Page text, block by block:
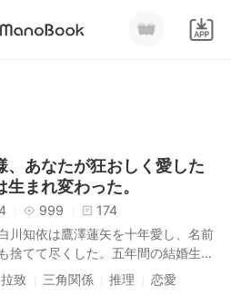
、あなたが狂おしく愛した
生まれ変わった。
999
174
川知依は鷹澤蓮矢を十年愛し、名前
捨てて尽くした。五年間の結婚生活
っていたのは、彼と愛人による、残
拉致 三角関係 推理 恋愛